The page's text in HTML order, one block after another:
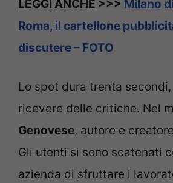
LEGGI ANCHE >>> Milano
Roma, il cartellone
discutere – FOTO
Lo spot dura trenta
ricevere delle critiche. Nel
Genovese, autore e
Gli utenti si sono scatenati
azienda di sfruttare i